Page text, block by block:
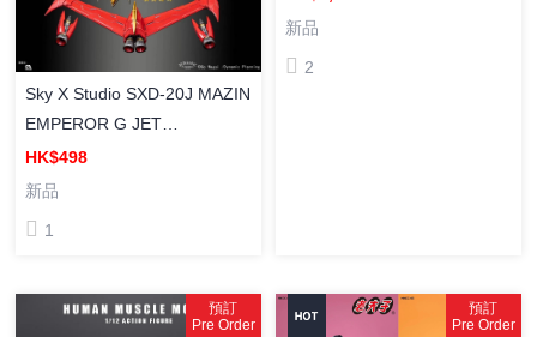
Sky X Studio SXD-20J MAZIN
EMPEROR G JET
SCRANDER SET 《鐵甲萬能
俠》魔神皇帝G【配件套裝】
HK$498
新品
1
新品
2
預訂
Pre Order
預訂
Pre Order